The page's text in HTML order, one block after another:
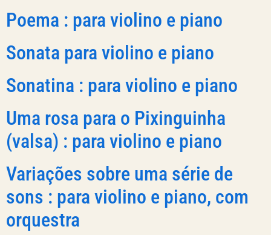
Poema : para violino e piano
Sonata para violino e piano
Sonatina : para violino e piano
Uma rosa para o Pixinguinha
(valsa) : para violino e piano
Variações sobre uma série de
sons : para violino e piano, com
orquestra